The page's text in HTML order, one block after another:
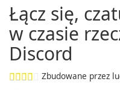
Łącz się,
w czasie
Discord
Zbudowane przez